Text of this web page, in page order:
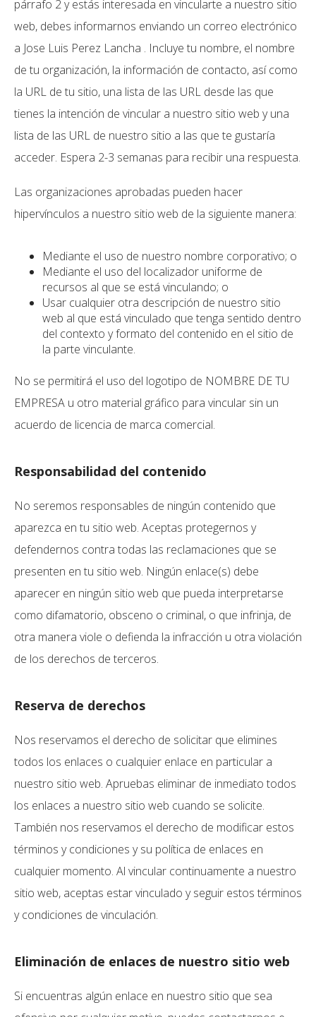
párrafo 2 y estás interesada en vincularte a nuestro sitio
web, debes informarnos enviando un correo electrónico
a Jose Luis Perez Lancha . Incluye tu nombre, el nombre
de tu organización, la información de contacto, así como
la URL de tu sitio, una lista de las URL desde las que
tienes la intención de vincular a nuestro sitio web y una
lista de las URL de nuestro sitio a las que te gustaría
acceder. Espera 2-3 semanas para recibir una respuesta.
Las organizaciones aprobadas pueden hacer
hipervínculos a nuestro sitio web de la siguiente manera:
Mediante el uso de nuestro nombre corporativo; o
Mediante el uso del localizador uniforme de
recursos al que se está vinculando; o
Usar cualquier otra descripción de nuestro sitio
web al que está vinculado que tenga sentido dentro
del contexto y formato del contenido en el sitio de
la parte vinculante.
No se permitirá el uso del logotipo de NOMBRE DE TU
EMPRESA u otro material gráfico para vincular sin un
acuerdo de licencia de marca comercial.
Responsabilidad del contenido
No seremos responsables de ningún contenido que
aparezca en tu sitio web. Aceptas protegernos y
defendernos contra todas las reclamaciones que se
presenten en tu sitio web. Ningún enlace(s) debe
aparecer en ningún sitio web que pueda interpretarse
como difamatorio, obsceno o criminal, o que infrinja, de
otra manera viole o defienda la infracción u otra violación
de los derechos de terceros.
Reserva de derechos
Nos reservamos el derecho de solicitar que elimines
todos los enlaces o cualquier enlace en particular a
nuestro sitio web. Apruebas eliminar de inmediato todos
los enlaces a nuestro sitio web cuando se solicite.
También nos reservamos el derecho de modificar estos
términos y condiciones y su política de enlaces en
cualquier momento. Al vincular continuamente a nuestro
sitio web, aceptas estar vinculado y seguir estos términos
y condiciones de vinculación.
Eliminación de enlaces de nuestro sitio web
Si encuentras algún enlace en nuestro sitio que sea